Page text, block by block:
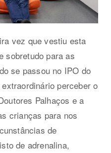
vez que vestiu esta
sobretudo para as
se passou no IPO do
perceber o
Palhaços e a
crianças para nos
de
de adrenalina,